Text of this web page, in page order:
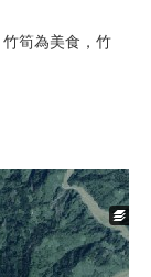
筍為美食，竹